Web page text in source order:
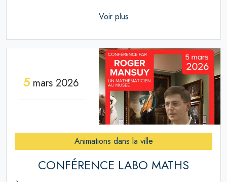
Voir plus
5mars 2026
Animations dans la ville
CONFÉRENCE LABO MATHS